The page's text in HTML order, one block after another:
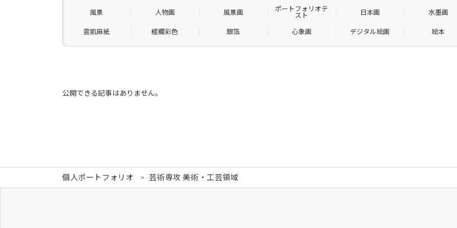
風景 人物画 風景画 ポートフォリオテ
スト 日本画 水墨画
雲肌麻紙 繧繝彩色 銀箔 心象画 デジタル絵画 絵本
公開できる記事はありません。
投
稿
個人ポートフォリオ 芸術専攻 美術・工芸領域